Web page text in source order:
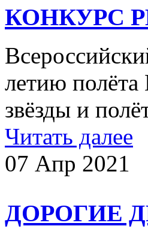
КОНКУРС
летию
звёзды и
Читать далее
07 Апр 2021
ДОРОГИЕ